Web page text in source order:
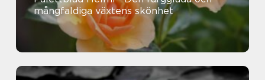
mångfaldiga växtens skönhet